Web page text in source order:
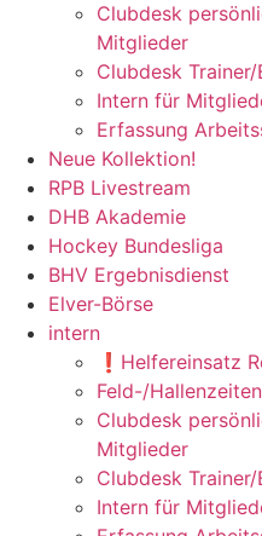
Clubdesk
Mitglieder
Clubdesk
Intern für
Erfassung
Neue Kollektion!
RPB Livestream
DHB Akademie
Hockey Bundesliga
BHV Ergebnisdienst
Elver-Börse
intern
❗️Helfereinsatz
Feld-/
Clubdesk
Mitglieder
Clubdesk
Intern für